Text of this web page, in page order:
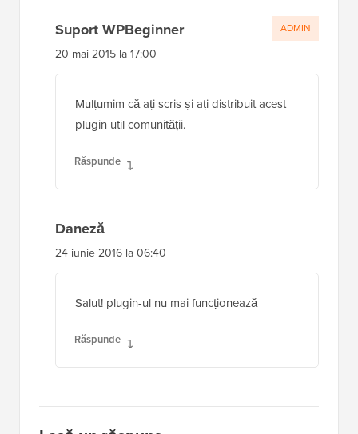
Suport WPBeginner
20 mai 2015 la 17:00
Mulțumim că ați scris și ați distribuit acest
plugin util comunității.
Răspunde
ADMIN
Daneză
24 iunie 2016 la 06:40
Salut! plugin-ul nu mai funcționează
Răspunde